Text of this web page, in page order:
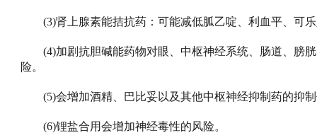
(3)肾上腺素能拮抗药：可能减低胍乙啶、利血平、可乐
(4)加剧抗胆碱能药物对眼、中枢神经系统、肠道、膀
险。
(5)会增加酒精、巴比妥以及其他中枢神经抑制药的抑
(6)锂盐合用会增加神经毒性的风险。